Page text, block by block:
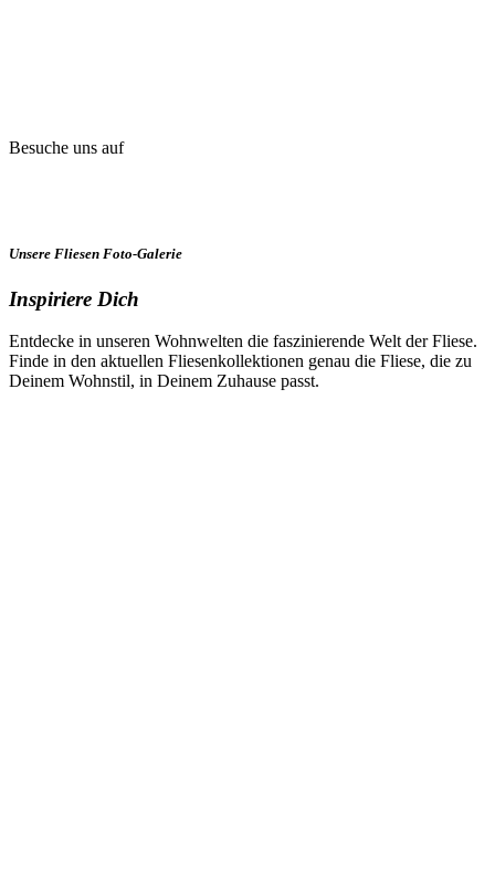
Besuche uns auf
Unsere Fliesen Foto-Galerie
Inspiriere Dich
Entdecke in unseren Wohnwelten die faszinierende Welt der Fliese.
Finde in den aktuellen Fliesenkollektionen genau die Fliese, die zu
Deinem Wohnstil, in Deinem Zuhause passt.